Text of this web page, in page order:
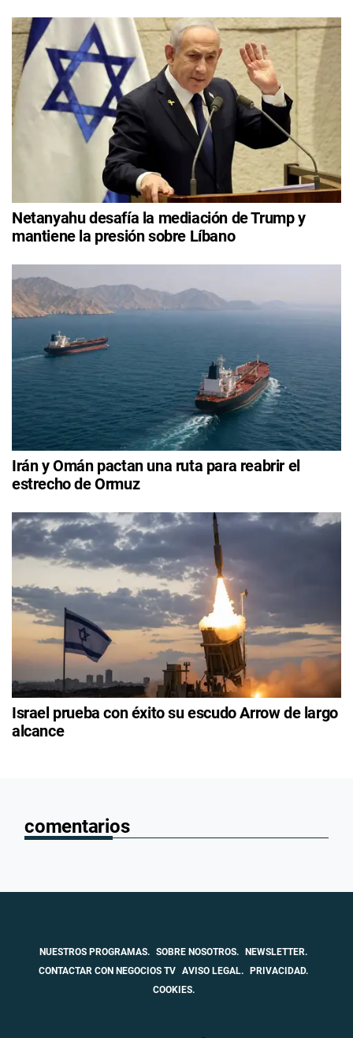
Netanyahu desafía la mediación de Trump y
mantiene la presión sobre Líbano
Irán y Omán pactan una ruta para reabrir el
estrecho de Ormuz
Israel prueba con éxito su escudo Arrow de largo
alcance
comentarios
NUESTROS PROGRAMAS. SOBRE NOSOTROS. NEWSLETTER.
CONTACTAR CON NEGOCIOS TV AVISO LEGAL. PRIVACIDAD.
COOKIES.